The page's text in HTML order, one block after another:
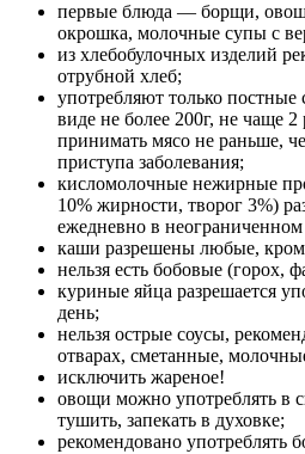
первые блюда — борщи,
окрошка, молочные супы с
из хлебобулочных изделий
отрубной хлеб;
употребляют только постные
виде не более 200г, не чаще 2
принимать мясо не раньше,
приступа заболевания;
кисломолочные нежирные
10% жирности, творог 3%)
ежедневно в неограниченном
каши разрешены любые,
нельзя есть бобовые (горох,
куриные яйца разрешается
день;
нельзя острые соусы,
отварах, сметанные,
исключить жареное!
овощи можно употреблять в
тушить, запекать в духовке;
рекомендовано употреблять